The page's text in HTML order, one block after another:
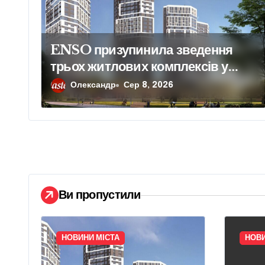
п
и
с
і
в
ENSO призупинила зведення
трьох житлових комплексів у
столиці
Олександр Сер 8, 2026
Ви пропустили
НОВИНИ МІСТА